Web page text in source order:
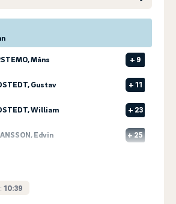
Måns + 9
Gustav +11
William + 23
Edvin +25
10:39